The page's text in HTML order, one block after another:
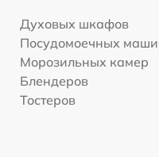
Духовых шкафов
Посудомоечных
Морозильных камер
Блендеров
Тостеров